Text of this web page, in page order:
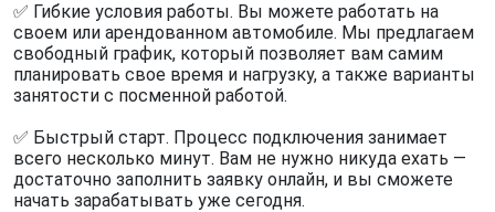
✅ Гибкие условия работы. Вы можете работать на
своем или арендованном автомобиле. Мы предлагаем
свободный график, который позволяет вам самим
планировать свое время и нагрузку, а также варианты
занятости с посменной работой.
✅ Быстрый старт. Процесс подключения занимает
всего несколько минут. Вам не нужно никуда ехать —
достаточно заполнить заявку онлайн, и вы сможете
начать зарабатывать уже сегодня.